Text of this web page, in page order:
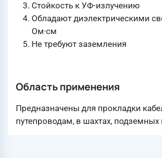
Стойкость к УФ-излучению
Обладают диэлектрическими
Ом·см
Не требуют заземления
Область применения
Предназначены для прокладки
путепроводам, в шахтах,